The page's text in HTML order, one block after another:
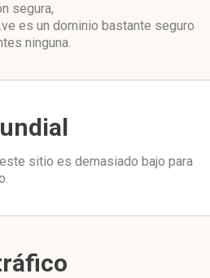
segura,
es un dominio bastante seguro
ninguna.
sitio es demasiado bajo para